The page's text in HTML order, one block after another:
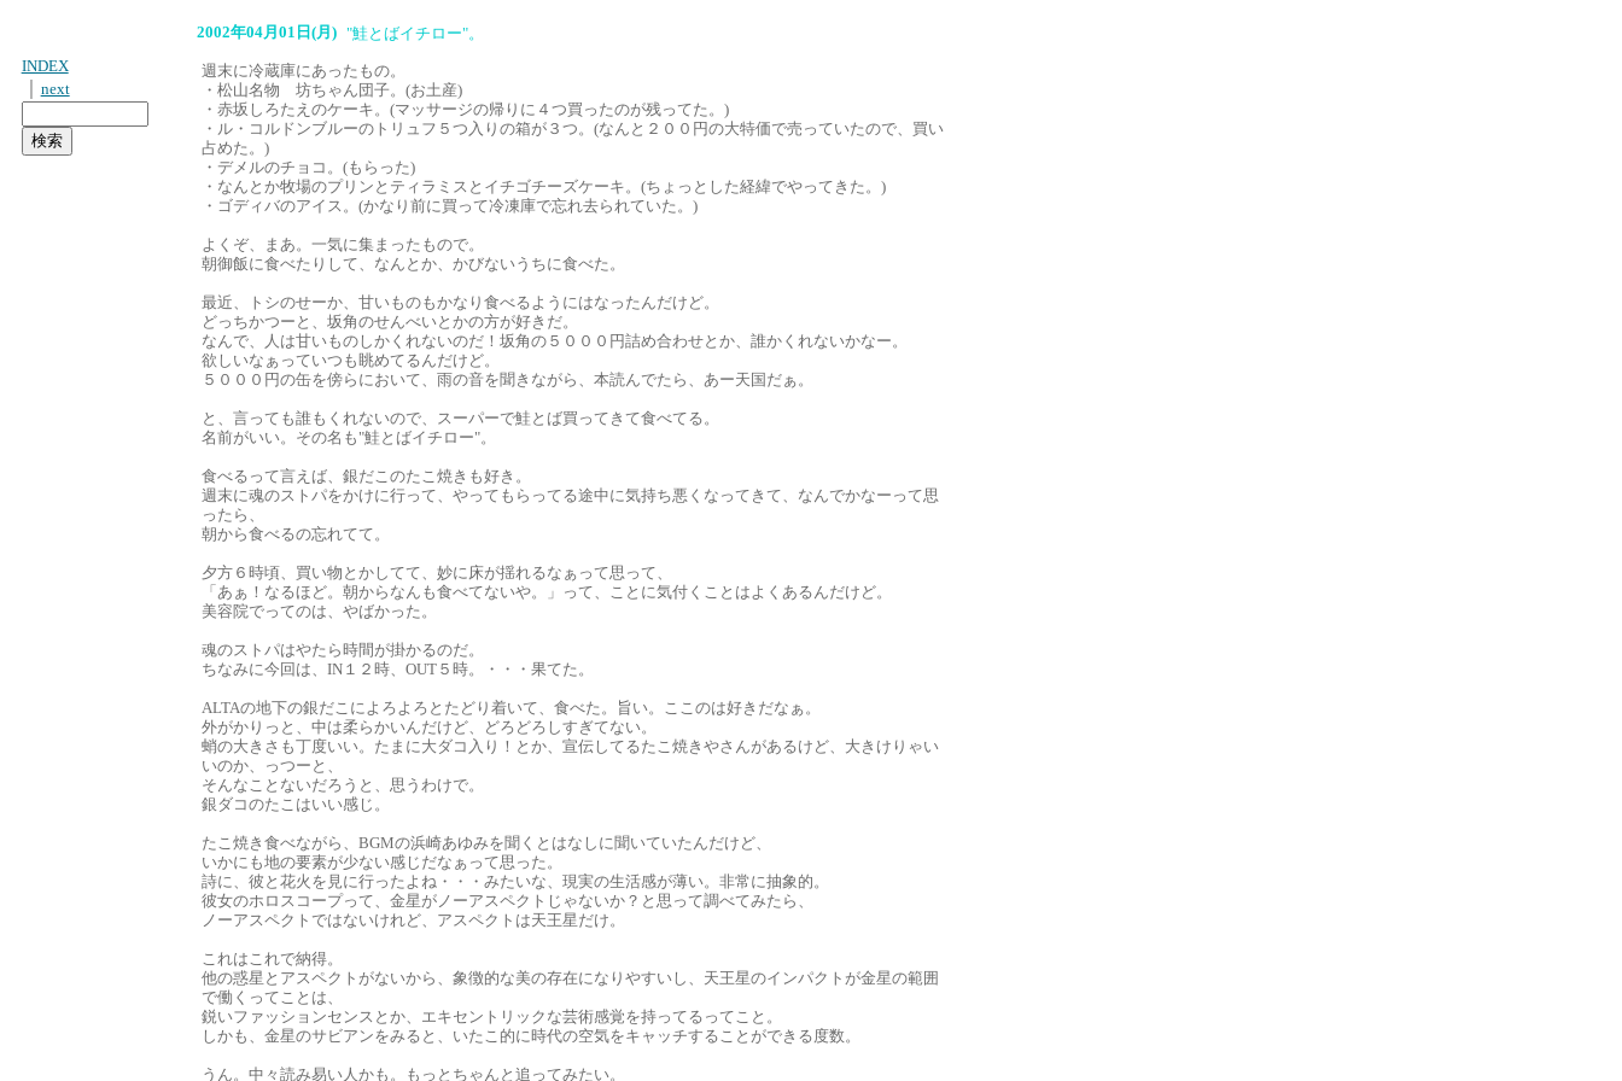
INDEX
next
2002年04月01日(月) "鮭とばイチロー"。
週末に冷蔵庫にあったもの。
・松山名物 坊ちゃん団子。(お土産)
・赤坂しろたえのケーキ。(マッサージの帰りに４つ買ったのが残ってた。)
・ル・コルドンブルーのトリュフ５つ入りの箱が３つ。(なんと２００円の大特価で売っていたので、買い
占めた。)
・デメルのチョコ。(もらった)
・なんとか牧場のプリンとティラミスとイチゴチーズケーキ。(ちょっとした経緯でやってきた。)
・ゴディバのアイス。(かなり前に買って冷凍庫で忘れ去られていた。)
よくぞ、まあ。一気に集まったもので。
朝御飯に食べたりして、なんとか、かびないうちに食べた。
最近、トシのせーか、甘いものもかなり食べるようにはなったんだけど。
どっちかつーと、坂角のせんべいとかの方が好きだ。
なんで、人は甘いものしかくれないのだ！坂角の５０００円詰め合わせとか、誰かくれないかなー。
欲しいなぁっていつも眺めてるんだけど。
５０００円の缶を傍らにおいて、雨の音を聞きながら、本読んでたら、あー天国だぁ。
と、言っても誰もくれないので、スーパーで鮭とば買ってきて食べてる。
名前がいい。その名も"鮭とばイチロー"。
食べるって言えば、銀だこのたこ焼きも好き。
週末に魂のストパをかけに行って、やってもらってる途中に気持ち悪くなってきて、なんでかなーって思
ったら、
朝から食べるの忘れてて。
夕方６時頃、買い物とかしてて、妙に床が揺れるなぁって思って、
「あぁ！なるほど。朝からなんも食べてないや。」って、ことに気付くことはよくあるんだけど。
美容院でってのは、やばかった。
魂のストパはやたら時間が掛かるのだ。
ちなみに今回は、IN１２時、OUT５時。・・・果てた。
ALTAの地下の銀だこによろよろとたどり着いて、食べた。旨い。ここのは好きだなぁ。
外がかりっと、中は柔らかいんだけど、どろどろしすぎてない。
蛸の大きさも丁度いい。たまに大ダコ入り！とか、宣伝してるたこ焼きやさんがあるけど、大きけりゃい
いのか、っつーと、
そんなことないだろうと、思うわけで。
銀ダコのたこはいい感じ。
たこ焼き食べながら、BGMの浜崎あゆみを聞くとはなしに聞いていたんだけど、
いかにも地の要素が少ない感じだなぁって思った。
詩に、彼と花火を見に行ったよね・・・みたいな、現実の生活感が薄い。非常に抽象的。
彼女のホロスコープって、金星がノーアスペクトじゃないか？と思って調べてみたら、
ノーアスペクトではないけれど、アスペクトは天王星だけ。
これはこれで納得。
他の惑星とアスペクトがないから、象徴的な美の存在になりやすいし、天王星のインパクトが金星の範囲
で働くってことは、
鋭いファッションセンスとか、エキセントリックな芸術感覚を持ってるってこと。
しかも、金星のサビアンをみると、いたこ的に時代の空気をキャッチすることができる度数。
うん。中々読み易い人かも。もっとちゃんと追ってみたい。